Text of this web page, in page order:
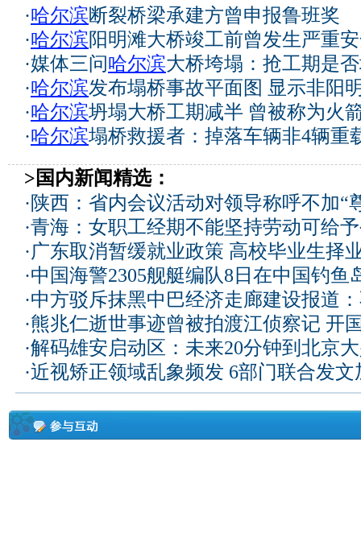
·哈尔滨断裂桥梁承建方曾申报鲁班奖
·哈尔滨阳明滩大桥竣工前曾发生严重
·媒体三问哈尔滨大桥垮塌：抢工期是
·哈尔滨发布塌桥事故平面图 显示非阳
·哈尔滨坍塌大桥工期减半 曾被称为火
·哈尔滨塌桥救援者：掉落车辆非4辆重
>国内新闻精选：
· 陕西：省内会议活动对领导称呼不加“
·青海：女职工经期不能坚持劳动可给
·广东取消暂缓就业政策 高校毕业生择
·中国海警2305舰艇编队8日在中国钓鱼
·中方驳斥抹黑中巴经济走廊建设报道
·熊兆仁逝世事迹曾被拍渡江侦察记 开
·解码雄安启动区：未来20分钟到北京
·近视矫正领域乱象频发 6部门联合发文